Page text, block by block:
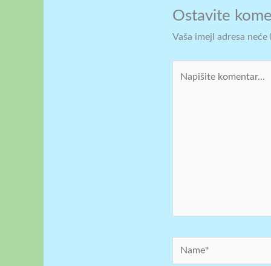
Ostavite
Vaša imejl adresa
Name*